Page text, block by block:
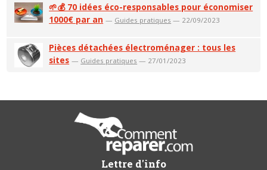
🌱💰 70 idées éco-responsables pour économiser
1000€ par an — Guides pratiques — 22/09/2023
Pièces détachées électroménager : tous les
sites — Guides pratiques — 27/01/2023
Lettre d'info